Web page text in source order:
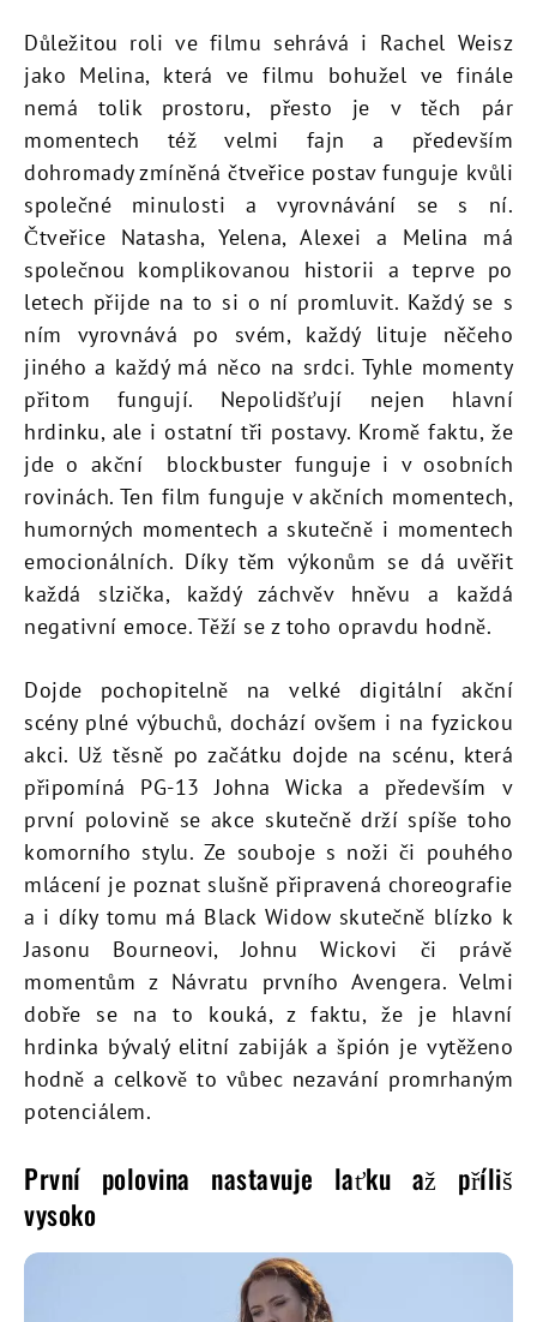
Důležitou roli ve filmu sehrává i Rachel Weisz
jako Melina, která ve filmu bohužel ve finále
nemá tolik prostoru, přesto je v těch pár
momentech též velmi fajn a především
dohromady zmíněná čtveřice postav funguje kvůli
společné minulosti a vyrovnávání se s ní.
Čtveřice Natasha, Yelena, Alexei a Melina má
společnou komplikovanou historii a teprve po
letech přijde na to si o ní promluvit. Každý se s
ním vyrovnává po svém, každý lituje něčeho
jiného a každý má něco na srdci. Tyhle momenty
přitom fungují. Nepolidšťují nejen hlavní
hrdinku, ale i ostatní tři postavy. Kromě faktu, že
jde o akční blockbuster funguje i v osobních
rovinách. Ten film funguje v akčních momentech,
humorných momentech a skutečně i momentech
emocionálních. Díky těm výkonům se dá uvěřit
každá slzička, každý záchvěv hněvu a každá
negativní emoce. Těží se z toho opravdu hodně.
Dojde pochopitelně na velké digitální akční
scény plné výbuchů, dochází ovšem i na fyzickou
akci. Už těsně po začátku dojde na scénu, která
připomíná PG-13 Johna Wicka a především v
první polovině se akce skutečně drží spíše toho
komorního stylu. Ze souboje s noži či pouhého
mlácení je poznat slušně připravená choreografie
a i díky tomu má Black Widow skutečně blízko k
Jasonu Bourneovi, Johnu Wickovi či právě
momentům z Návratu prvního Avengera. Velmi
dobře se na to kouká, z faktu, že je hlavní
hrdinka bývalý elitní zabiják a špión je vytěženo
hodně a celkově to vůbec nezavání promrhaným
potenciálem.
První polovina nastavuje laťku až příliš
vysoko